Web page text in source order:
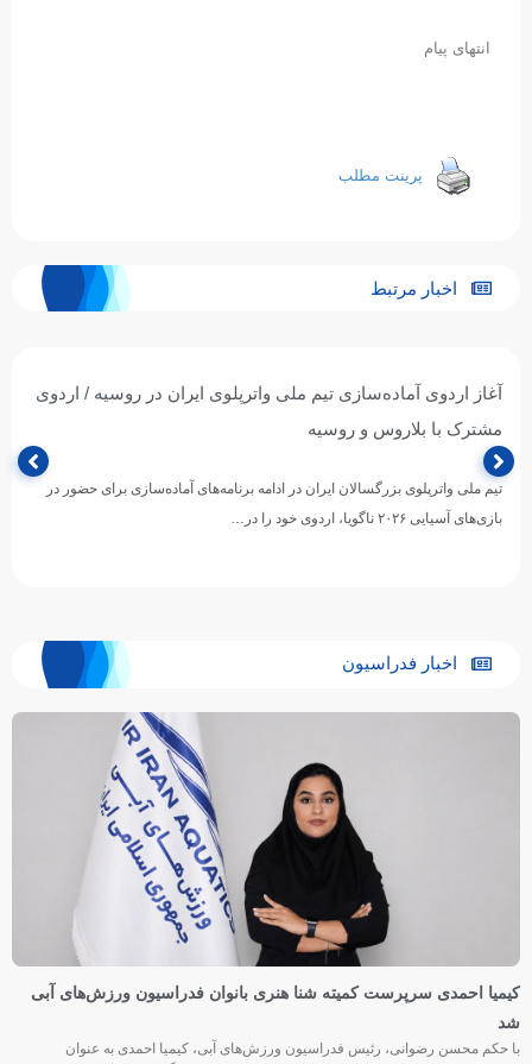
انتهای پیام
پرینت مطلب
اخبار مرتبط
آغاز اردوی آماده‌سازی تیم ملی واترپلوی ایران در روسیه / اردوی
مشترک با بلاروس و روسیه
تیم ملی واترپلوی بزرگسالان ایران در ادامه برنامه‌های آماده‌سازی برای حضور در
بازی‌های آسیایی ۲۰۲۶ ناگویا، اردوی خود را در…
اخبار فدراسیون
کیمیا احمدی سرپرست کمیته شنا هنری بانوان فدراسیون ورزش‌های آبی
شد
با حکم محسن رضوانی، رئیس فدراسیون ورزش‌های آبی، کیمیا احمدی به عنوان